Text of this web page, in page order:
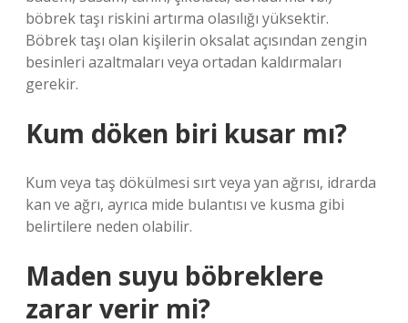
böbrek taşı riskini artırma olasılığı yüksektir.
Böbrek taşı olan kişilerin oksalat açısından zengin
besinleri azaltmaları veya ortadan kaldırmaları
gerekir.
Kum döken biri kusar mı?
Kum veya taş dökülmesi sırt veya yan ağrısı, idrarda
kan ve ağrı, ayrıca mide bulantısı ve kusma gibi
belirtilere neden olabilir.
Maden suyu böbreklere
zarar verir mi?